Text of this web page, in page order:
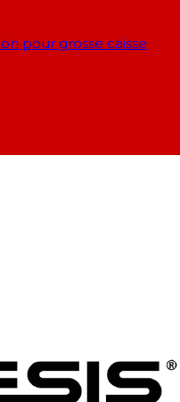
pour grosse caisse